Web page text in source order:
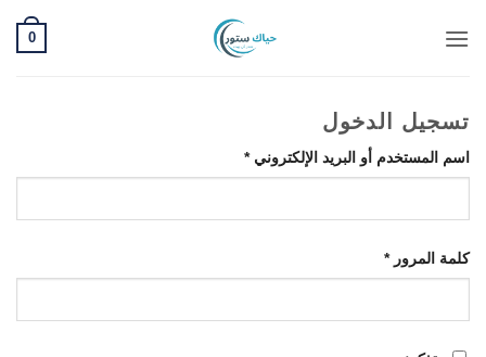
للمحتوى
0
تسجيل الدخول
اسم المستخدم أو البريد الإلكتروني*مطلوبة
كلمة المرور*مطلوبة